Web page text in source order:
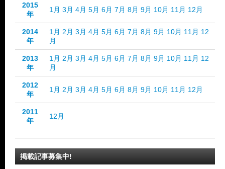
2015
年
1月 3月 4月 5月 6月 7月 8月 9月 10月 11月 12月
2014
年
1月 2月 3月 4月 5月 6月 7月 8月 9月 10月 11月 12
月
2013
年
1月 2月 3月 4月 5月 6月 7月 8月 9月 10月 11月 12
月
2012
年
1月 2月 3月 4月 5月 6月 8月 9月 10月 11月 12月
2011
年
12月
掲載記事募集中!